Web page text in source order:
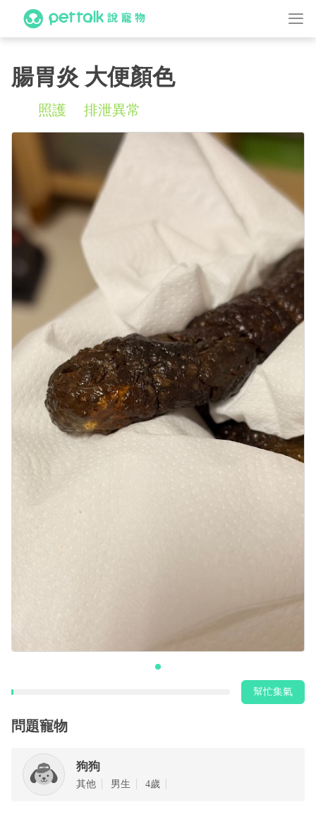
腸胃炎 大便顏色
照護 排泄異常
幫忙集氣
問題寵物
狗狗
其他 男生 4歲